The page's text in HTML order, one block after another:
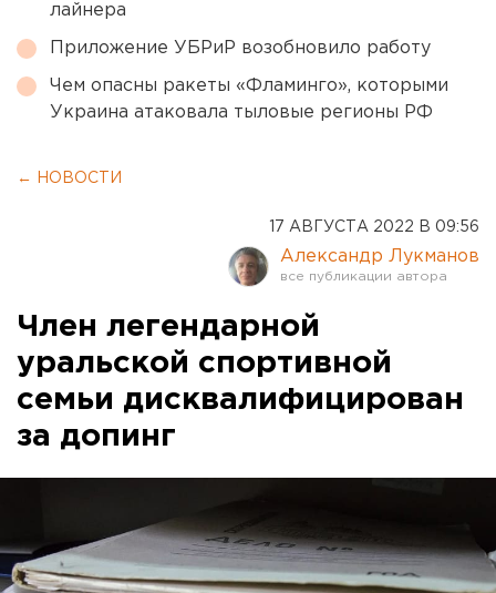
лайнера
Приложение УБРиР возобновило работу
Чем опасны ракеты «Фламинго», которыми
Украина атаковала тыловые регионы РФ
← НОВОСТИ
17 АВГУСТА 2022 В 09:56
Александр Лукманов
Член легендарной
уральской спортивной
семьи дисквалифицирован
за допинг